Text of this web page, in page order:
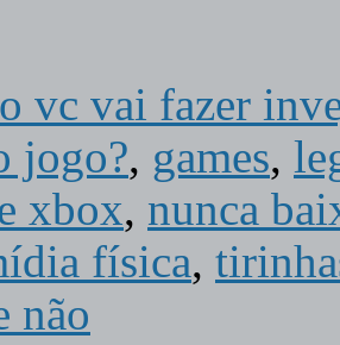
vc vai fazer
jogo?, games,
xbox, nunca
física,
não